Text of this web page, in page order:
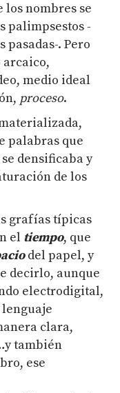
nombres se
palimpsestos -
. Pero
arcaico,
medio ideal
proceso.
palabras que
densificaba y
de los
grafías típicas
el tiempo, que
del papel, y
decirlo, aunque
electrodigital,
clara,
también
ese